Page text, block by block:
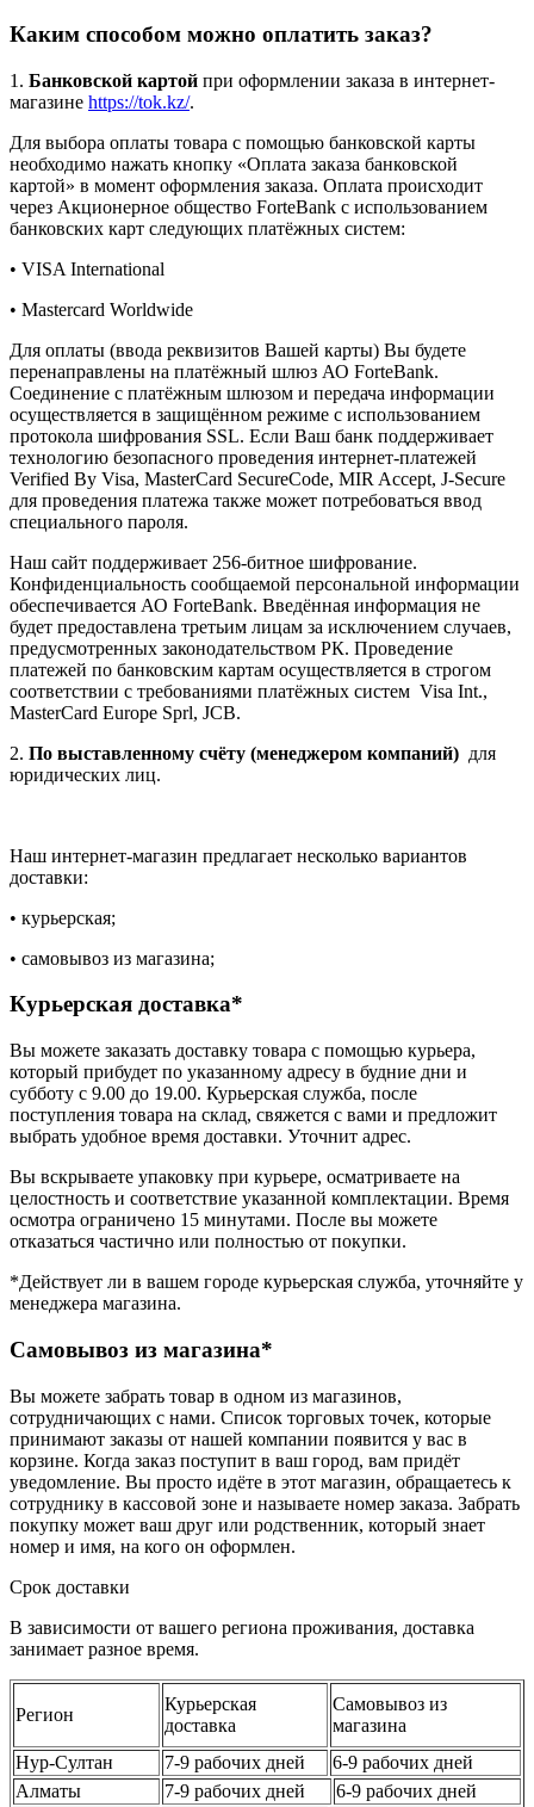
Каким способом можно оплатить заказ?
1. Банковской картой при оформлении заказа в интернет-
магазине https://tok.kz/.
Для выбора оплаты товара с помощью банковской карты
необходимо нажать кнопку «Оплата заказа банковской
картой» в момент оформления заказа. Оплата происходит
через Акционерное общество ForteBank с использованием
банковских карт следующих платёжных систем:
• VISA International
• Mastercard Worldwide
Для оплаты (ввода реквизитов Вашей карты) Вы будете
перенаправлены на платёжный шлюз АО ForteBank.
Соединение с платёжным шлюзом и передача информации
осуществляется в защищённом режиме с использованием
протокола шифрования SSL. Если Ваш банк поддерживает
технологию безопасного проведения интернет-платежей
Verified By Visa, MasterCard SecureCode, MIR Accept, J-Secure
для проведения платежа также может потребоваться ввод
специального пароля.
Наш сайт поддерживает 256-битное шифрование.
Конфиденциальность сообщаемой персональной информации
обеспечивается АО ForteBank. Введённая информация не
будет предоставлена третьим лицам за исключением случаев,
предусмотренных законодательством РК. Проведение
платежей по банковским картам осуществляется в строгом
соответствии с требованиями платёжных систем Visa Int.,
MasterCard Europe Sprl, JCB.
2. По выставленному счёту (менеджером компаний) для
юридических лиц.
Наш интернет-магазин предлагает несколько вариантов
доставки:
• курьерская;
• самовывоз из магазина;
Курьерская доставка*
Вы можете заказать доставку товара с помощью курьера,
который прибудет по указанному адресу в будние дни и
субботу с 9.00 до 19.00. Курьерская служба, после
поступления товара на склад, свяжется с вами и предложит
выбрать удобное время доставки. Уточнит адрес.
Вы вскрываете упаковку при курьере, осматриваете на
целостность и соответствие указанной комплектации. Время
осмотра ограничено 15 минутами. После вы можете
отказаться частично или полностью от покупки.
*Действует ли в вашем городе курьерская служба, уточняйте у
менеджера магазина.
Самовывоз из магазина*
Вы можете забрать товар в одном из магазинов,
сотрудничающих с нами. Список торговых точек, которые
принимают заказы от нашей компании появится у вас в
корзине. Когда заказ поступит в ваш город, вам придёт
уведомление. Вы просто идёте в этот магазин, обращаетесь к
сотруднику в кассовой зоне и называете номер заказа. Забрать
покупку может ваш друг или родственник, который знает
номер и имя, на кого он оформлен.
Срок доставки
В зависимости от вашего региона проживания, доставка
занимает разное время.
Регион
Курьерская
доставка
Самовывоз из
магазина
Нур-Султан
7-9 рабочих дней
6-9 рабочих дней
Алматы
7-9 рабочих дней
6-9 рабочих дней